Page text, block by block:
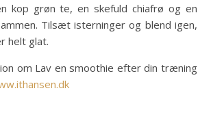
kop grøn te, en skefuld chiafrø og en
Tilsæt isterninger og blend igen,
helt glat.
om Lav en smoothie efter din træning